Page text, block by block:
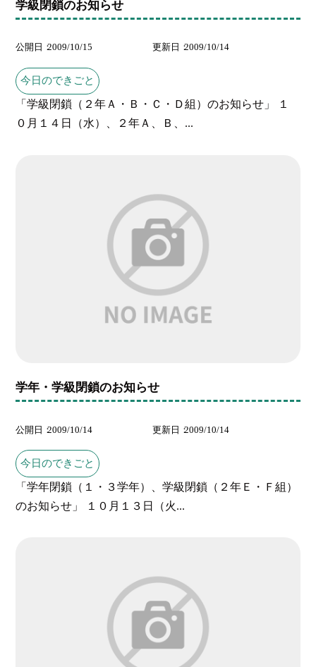
学級閉鎖のお知らせ
公開日 2009/10/15 更新日 2009/10/14
今日のできごと
「学級閉鎖（２年Ａ・Ｂ・Ｃ・Ｄ組）のお知らせ」 １
０月１４日（水）、２年Ａ、Ｂ、...
学年・学級閉鎖のお知らせ
公開日 2009/10/14 更新日 2009/10/14
今日のできごと
「学年閉鎖（１・３学年）、学級閉鎖（２年Ｅ・Ｆ組）
のお知らせ」 １０月１３日（火...